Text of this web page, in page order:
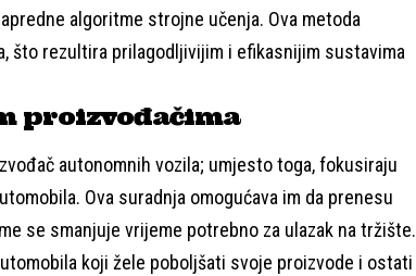
algoritme strojne učenja. Ova metoda
što rezultira prilagodljivijim i efikasnijim sustavima
proizvođačima
autonomnih vozila; umjesto toga, fokusiraju
Ova suradnja omogućava im da prenesu
se smanjuje vrijeme potrebno za ulazak na tržište.
koji žele poboljšati svoje proizvode i ostati